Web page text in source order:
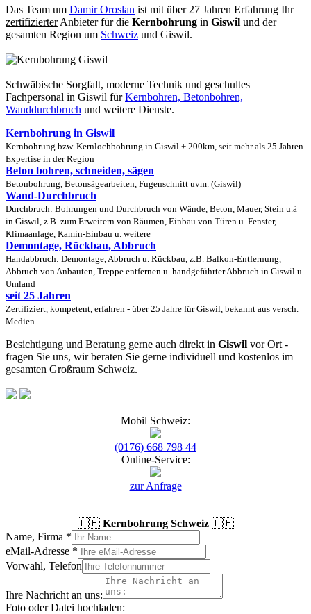
Das Team um Damir Oroslan ist mit über 27 Jahren Erfahrung Ihr
zertifizierterAnbieter für die Kernbohrung in Giswil und der
gesamten Region um Schweiz und Giswil.
Schwäbische Sorgfalt, moderne Technik und geschultes
Fachpersonal in Giswil fürKernbohren, Betonbohren,
Wanddurchbruch und weitere Dienste.
Kernbohrung in Giswil
Kernbohrung bzw. Kernlochbohrung in Giswil + 200km, seit mehr als 25 Jahren
Expertise in der Region
Beton bohren, schneiden, sägen
Betonbohrung, Betonsägearbeiten, Fugenschnitt uvm. (Giswil)
Wand-Durchbruch
Durchbruch: Bohrungen und Durchbruch von Wände, Beton, Mauer, Stein u.ä
in Giswil, z.B. zum Erweitern von Räumen, Einbau von Türen u. Fenster,
Klimaanlage, Kamin-Einbau u. weitere
Demontage, Rückbau, Abbruch
Handabbruch: Demontage, Abbruch u. Rückbau, z.B. Balkon-Entfernung,
Abbruch von Anbauten, Treppe entfernen u. handgeführter Abbruch in Giswil u.
Umland
seit 25 Jahren
Zertifiziert, kompetent, erfahren - über 25 Jahre für Giswil, bekannt aus versch.
Medien
Besichtigung und Beratung gerne auch direkt in Giswil vor Ort -
fragen Sie uns, wir beraten Sie gerne individuell und kostenlos im
gesamten Großraum Schweiz.
Mobil Schweiz:
(0176) 668 798 44
Online-Service:
zur Anfrage
🇨🇭 Kernbohrung Schweiz🇨🇭
Name, Firma *
eMail-Adresse *
Vorwahl, Telefon
Ihre Nachricht an uns:
Foto oder Datei hochladen: